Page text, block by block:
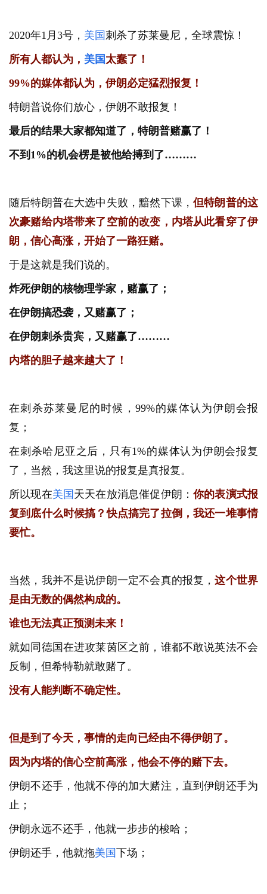
2020年1月3号， 美国 刺杀了苏莱曼尼，全球震惊！
所有人都认为， 美国 太蠢了！
99%的媒体都认为，伊朗必定猛烈报复！
特朗普说你们放心，伊朗不敢报复！
最后的结果大家都知道了，特朗普赌赢了！
不到1%的机会楞是被他给搏到了………
随后特朗普在大选中失败，黯然下课，但特朗普的这
次豪赌给内塔带来了空前的改变，内塔从此看穿了伊
朗，信心高涨，开始了一路狂赌。
于是这就是我们说的。
炸死伊朗的核物理学家，赌赢了；
在伊朗搞恐袭，又赌赢了；
在伊朗刺杀贵宾，又赌赢了………
内塔的胆子越来越大了！
在刺杀苏莱曼尼的时候，99%的媒体认为伊朗会报
复；
在刺杀哈尼亚之后，只有1%的媒体认为伊朗会报复
了，当然，我这里说的报复是真报复。
所以现在美国 天天在放消息催促伊朗：你的表演式报
复到底什么时候搞？快点搞完了拉倒，我还一堆事情
要忙。
当然，我并不是说伊朗一定不会真的报复，这个世界
是由无数的偶然构成的。
谁也无法真正预测未来！
就如同德国在进攻莱茵区之前，谁都不敢说英法不会
反制，但希特勒就敢赌了。
没有人能判断不确定性。
但是到了今天，事情的走向已经由不得伊朗了。
因为内塔的信心空前高涨，他会不停的赌下去。
伊朗不还手，他就不停的加大赌注，直到伊朗还手为
止；
伊朗永远不还手，他就一步步的梭哈；
伊朗还手，他就拖美国下场；